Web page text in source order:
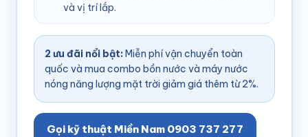
và vị trí lắp.
2 ưu đãi nổi bật: Miễn phí vận chuyển toàn
quốc và mua combo bồn nước và máy nước
nóng năng lượng mặt trời giảm giá thêm từ 2%.
Gọi kỹ thuật Miền Nam 0903 737 277